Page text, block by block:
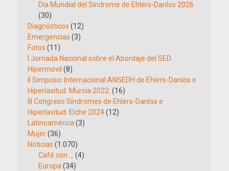
Día Mundial del Síndrome de Ehlers-Danlos 2026
(30)
Diagnósticos (12)
Emergencias (3)
Fotos (11)
I Jornada Nacional sobre el Abordaje del SED
Hipermóvil (8)
II Simposio Internacional ANSEDH de Ehlers-Danlos e
Hiperlaxitud. Murcia 2022. (16)
III Congreso Síndromes de Ehlers-Danlos e
Hiperlaxitud. Elche 2024(12)
Latinoamérica (3)
Mujer(36)
Noticias (1.070)
Café con …
(4)
Europa (34)